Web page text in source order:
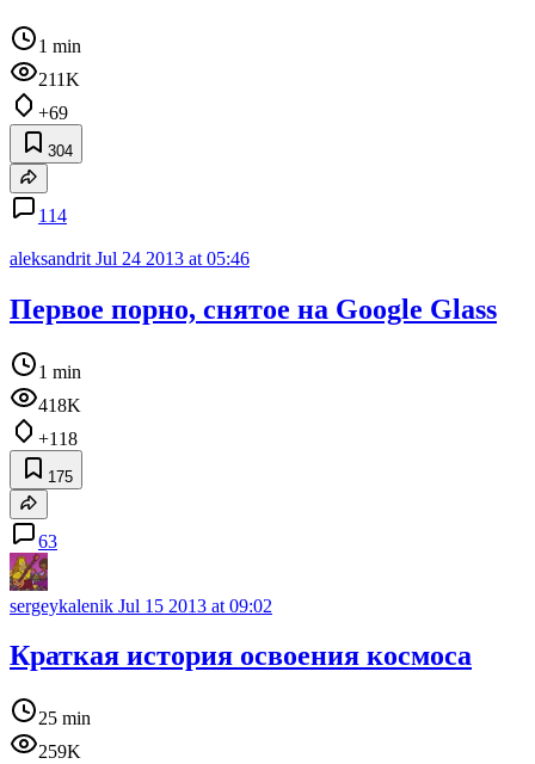
1 min
211K
+69
304
114
aleksandrit Jul 24 2013 at 05:46
Первое порно, снятое на Google Glass
1 min
418K
+118
175
63
sergeykalenik Jul 15 2013 at 09:02
Краткая история освоения космоса
25 min
259K